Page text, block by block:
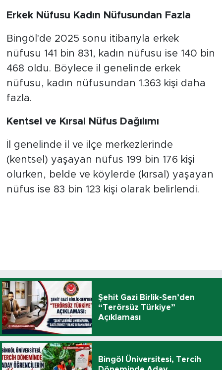
Erkek Nüfusu Kadın Nüfusundan Fazla
Bingöl'de 2025 sonu itibarıyla erkek
nüfusu 141 bin 831, kadın nüfusu ise 140 bin
468 oldu. Böylece il genelinde erkek
nüfusu, kadın nüfusundan 1.363 kişi daha
fazla.
Kentsel ve Kırsal Nüfus Dağılımı
İl genelinde il ve ilçe merkezlerinde
(kentsel) yaşayan nüfus 199 bin 176 kişi
olurken, belde ve köylerde (kırsal) yaşayan
nüfus ise 83 bin 123 kişi olarak belirlendi.
Şehit Gazi Birlik-Sen’den
“Terörsüz Türkiye”
Açıklaması
Bingöl Üniversitesi, Tercih